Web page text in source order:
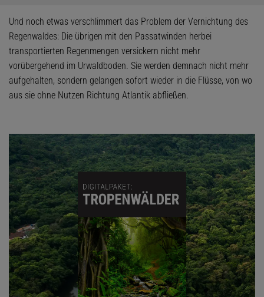
Und noch etwas verschlimmert das Problem der Vernichtung des
Regenwaldes: Die übrigen mit den Passatwinden herbei
transportierten Regenmengen versickern nicht mehr
vorübergehend im Urwaldboden. Sie werden demnach nicht mehr
aufgehalten, sondern gelangen sofort wieder in die Flüsse, von wo
aus sie ohne Nutzen Richtung Atlantik abfließen.